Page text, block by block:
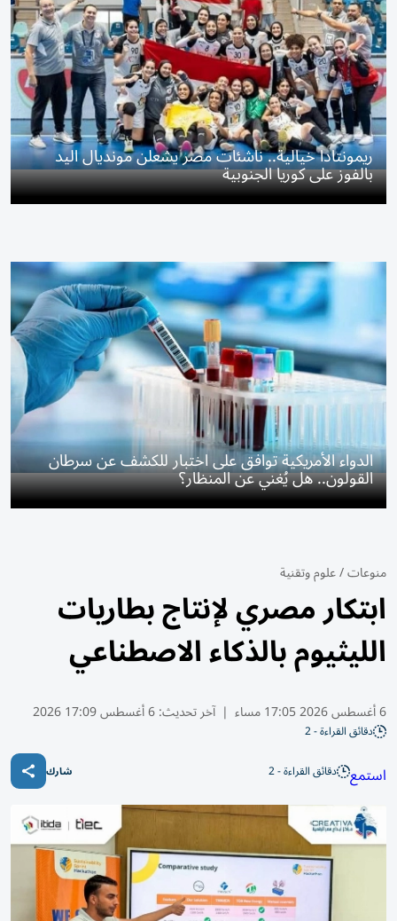
ريمونتادا خيالية.. ناشئات مصر يشعلن مونديال اليد
بالفوز على كوريا الجنوبية
الدواء الأمريكية توافق على اختبار للكشف عن سرطان
القولون.. هل يُغني عن المنظار؟
منوعات/علوم وتقنية
ابتكار مصري لإنتاج بطاريات
الليثيوم بالذكاء الاصطناعي
6 أغسطس 2026 17:05 مساء | آخر تحديث:6 أغسطس 17:09 2026
دقائق القراءة - 2
استمع دقائق القراءة - 2 شارك